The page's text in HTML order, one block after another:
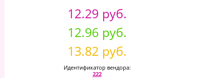
12.29 руб.
12.96 руб.
13.82 руб.
Идентификатор вендора:
222